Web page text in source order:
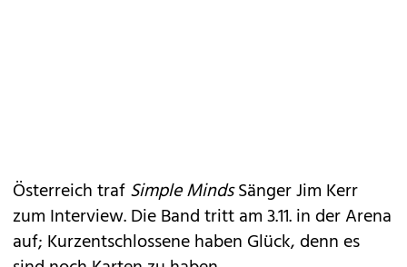
Österreich trafSimple MindsSänger Jim Kerr
zum Interview. Die Band tritt am 3.11. in der Arena
auf; Kurzentschlossene haben Glück, denn es